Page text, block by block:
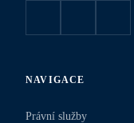
NAVIGACE
Právní služby